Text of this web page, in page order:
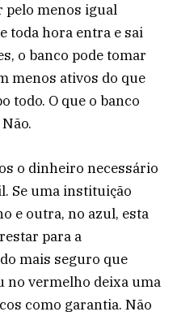
pelo menos igual
toda hora entra e sai
o banco pode tomar
menos ativos do que
todo. O que o banco
o dinheiro necessário
Se uma instituição
e outra, no azul, esta
para a
mais seguro que
no vermelho deixa uma
como garantia. Não